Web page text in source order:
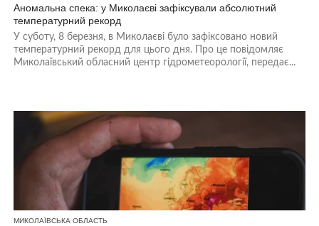
Аномальна спека: у Миколаєві зафіксували абсолютний
температурний рекорд
У суботу, 8 березня, в Миколаєві було зафіксовано новий
температурний рекорд для цього дня. Про це повідомляє
Миколаївський обласний центр гідрометеорології, передає...
МИКОЛАЇВСЬКА ОБЛАСТЬ